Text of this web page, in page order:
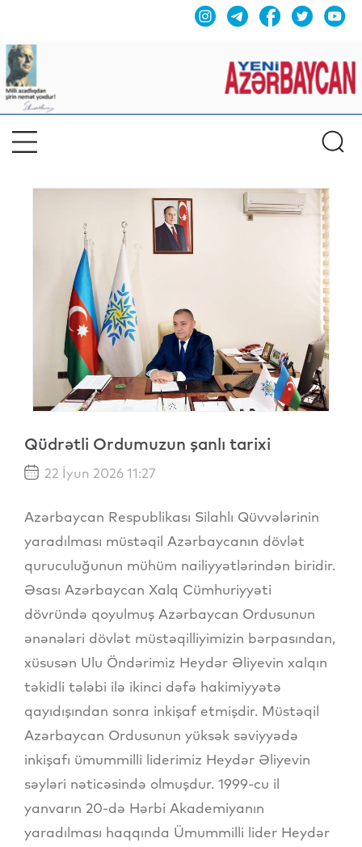
Qüdrətli Ordumuzun şanlı tarixi
22 İyun 2026 11:27
Azərbaycan Respublikası Silahlı Qüvvələrinin
yaradılması müstəqil Azərbaycanın dövlət
quruculuğunun mühüm nailiyyətlərindən biridir.
Əsası Azərbaycan Xalq Cümhuriyyəti
dövründə qoyulmuş Azərbaycan Ordusunun
ənənələri dövlət müstəqilliyimizin bərpasından,
xüsusən Ulu Öndərimiz Heydər Əliyevin xalqın
təkidli tələbi ilə ikinci dəfə hakimiyyətə
qayıdışından sonra inkişaf etmişdir. Müstəqil
Azərbaycan Ordusunun yüksək səviyyədə
inkişafı ümummilli liderimiz Heydər Əliyevin
səyləri nəticəsində olmuşdur. 1999-cu il
yanvarın 20-də Hərbi Akademiyanın
yaradılması haqqında Ümummilli lider Heydər